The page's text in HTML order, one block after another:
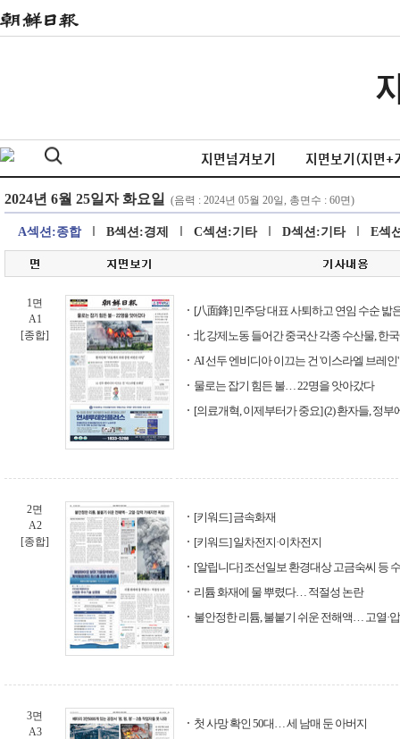
지면넘겨보기 지면보기(지면+
A섹션:종합 B섹션:경제 C섹션:기타 D섹션:기타 E섹
1면
A1
[종합]
[八面鋒] 민주당 대표 사퇴하고 연임 수순 밟
北 강제노동 들어간 중국산 각종 수산물, 한
AI 선두 엔비디아 이끄는 건 '이스라엘 브레인'
물로는 잡기 힘든 불… 22명을 앗아갔다
[의료개혁, 이제부터가 중요] (2) 환자들, 정부
2면
A2
[종합]
[키워드] 금속화재
[키워드] 일차전지·이차전지
[알립니다] 조선일보 환경대상 고금숙씨 등
리튬 화재에 물 뿌렸다… 적절성 논란
불안정한 리튬, 불붙기 쉬운 전해액… 고열·
3면
A3
첫 사망 확인 50대… 세 남매 둔 아버지